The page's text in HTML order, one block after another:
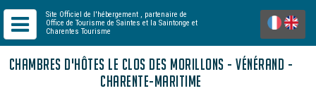
Site Officiel de l'hébergement , partenaire de
Office de Tourisme de Saintes et la Saintonge et
Charentes Tourisme
CHAMBRES D'HÔTES LE CLOS DES MORILLONS - VÉNÉRAND -
CHARENTE-MARITIME